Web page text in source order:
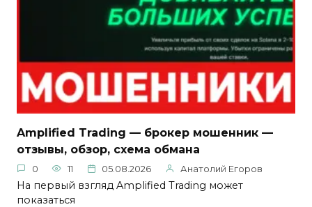
Amplified Trading — брокер мошенник —
отзывы, обзор, схема обмана
0 11 05.08.2026 Анатолий Егоров
На первый взгляд Amplified Trading может
показаться